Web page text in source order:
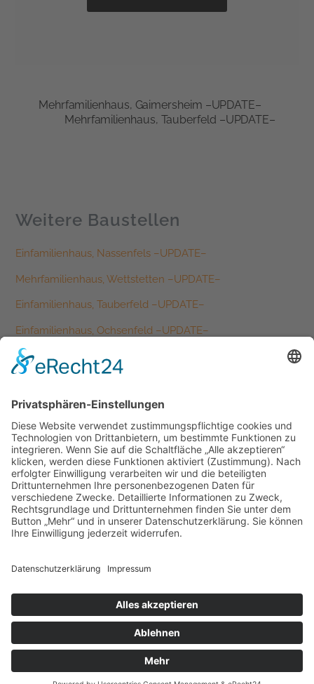
Mehrfamilienhaus, Gaimersheim –UPDATE–
Mehrfamilienhaus, Tauberfeld –UPDATE–
Weitere Baustellen
Einfamilienhaus, Nassenfels –UPDATE–
Mehrfamilienhaus, Wettstetten –UPDATE–
Einfamilienhaus, Tauberfeld –UPDATE–
Einfamilienhaus, Ochsenfeld –UPDATE–
Einfamilienhaus, Schernfeld –UPDATE–
Kategorien
Allgemein
Ausbildung
Auszeichnungen
Baustellen
Back
To
Top
Impressum / Datenschutz